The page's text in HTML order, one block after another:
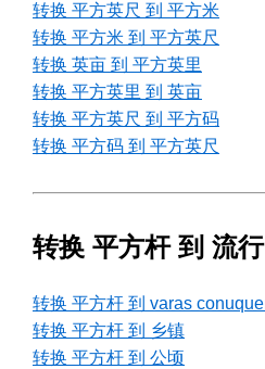
转换 平方英尺 到 平方米
转换 平方米 到 平方英尺
转换 英亩 到 平方英里
转换 平方英里 到 英亩
转换 平方英尺 到 平方码
转换 平方码 到 平方英尺
转换 平方杆 到 流
转换 平方杆 到 varas
转换 平方杆 到 乡镇
转换 平方杆 到 公顷